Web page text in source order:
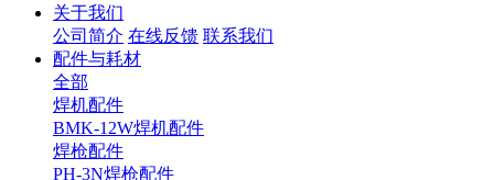
关于我们
公司简介 在线反馈 联系我们
配件与耗材
全部
焊机配件
BMK-12W焊机配件
焊枪配件
PH-3N焊枪配件